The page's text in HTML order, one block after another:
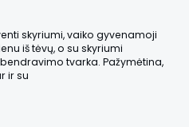
skyriumi, vaiko gyvenamoji
iš tėvų, o su skyriumi
tvarka. Pažymėtina,
ir su